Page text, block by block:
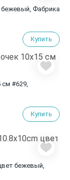
бежевый, Фабрика
Купить
#629,
Купить
бежевый,